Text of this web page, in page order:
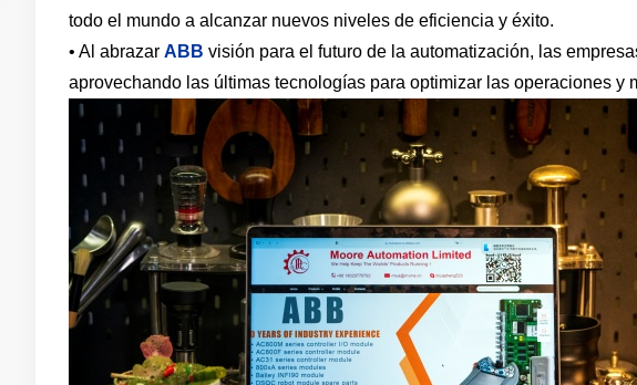
todo el mundo a alcanzar nuevos niveles de eficiencia y éxito.
• Al abrazarABB visión para el futuro de la automatización, las
aprovechando las últimas tecnologías para optimizar las operaciones y